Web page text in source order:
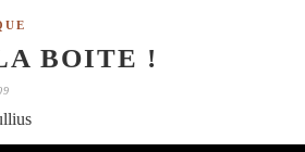
BOITE !